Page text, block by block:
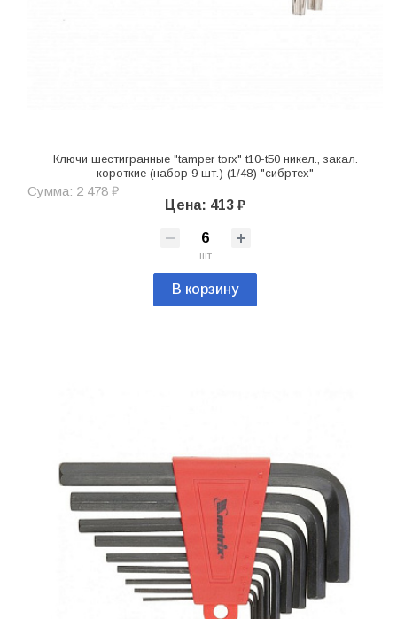
Ключи шестигранные "tamper torx" t10-t50 никел., закал.
короткие (набор 9 шт.) (1/48) "сибртех"
Сумма: 2 478 ₽
Цена: 413 ₽
шт
В корзину